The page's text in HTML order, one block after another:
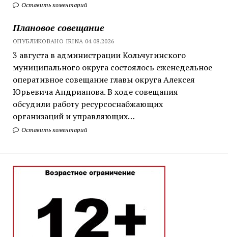
Оставить коментарий
Плановое совещание
ОПУБЛИКОВАНО IRINA 04.08.2026
3 августа в администрации Кольчугинского
муниципального округа состоялось еженедельное
оперативное совещание главы округа Алексея
Юрьевича Андрианова. В ходе совещания
обсудили работу ресурсоснабжающих
организаций и управляющих…
Оставить коментарий